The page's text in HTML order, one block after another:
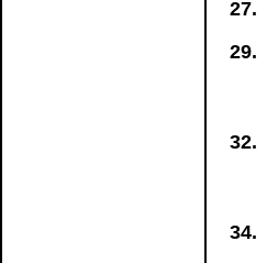
27.
29.
32.
34.